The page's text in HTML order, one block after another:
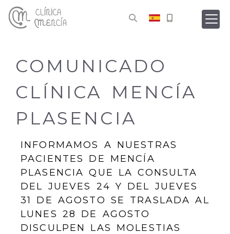
COMUNICADO
CLÍNICA MENCÍA
PLASENCIA
INFORMAMOS A NUESTRAS
PACIENTES DE MENCÍA
PLASENCIA QUE LA CONSULTA
DEL JUEVES 24 Y DEL JUEVES
31 DE AGOSTO SE TRASLADA AL
LUNES 28 DE AGOSTO
DISCULPEN LAS MOLESTIAS